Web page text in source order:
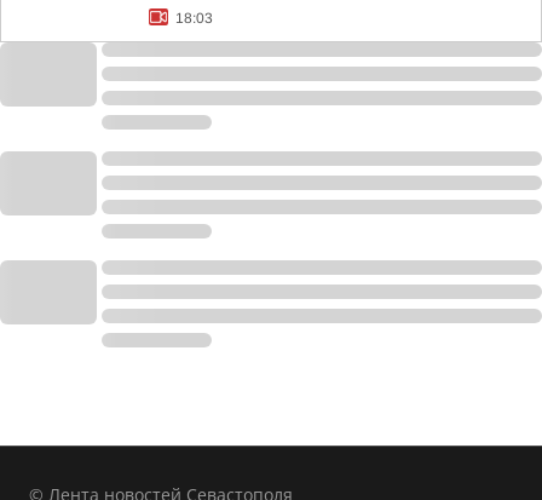
18:03
© Лента новостей Севастополя